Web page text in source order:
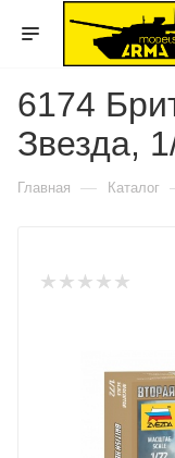
6174
Звезда,
Главная — Каталог